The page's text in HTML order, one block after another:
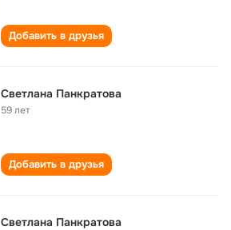
Добавить в друзья
Светлана Панкратова
59 лет
Добавить в друзья
Светлана Панкратова